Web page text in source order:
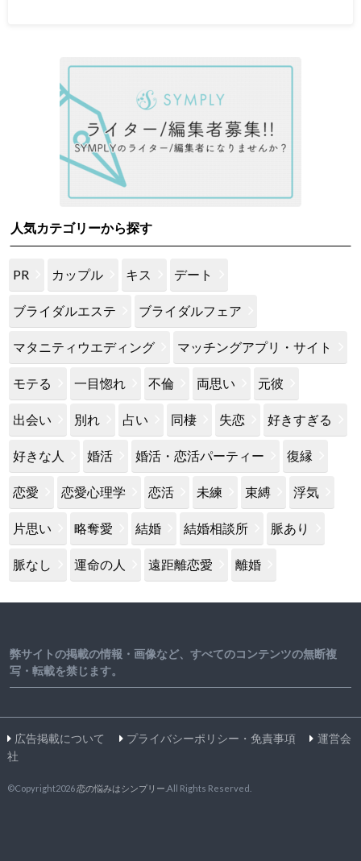
人気カテゴリーから探す
PR カップル キス デート
ブライダルエステ ブライダルフェア
マタニティウエディング マッチングアプリ・サイト
モテる 一目惚れ 不倫 両思い 元彼
出会い 別れ 占い 同棲 失恋 好きすぎる
好きな人 婚活 婚活・恋活パーティー 復縁
恋愛 恋愛心理学 恋活 未練 束縛 浮気
片思い 略奪愛 結婚 結婚相談所 脈あり
脈なし 運命の人 遠距離恋愛 離婚
弊サイトの掲載の情報・画像など、すべてのコンテンツの無断複
写・転載を禁じます。
広告掲載について プライバシーポリシー・免責事項
運営会
社
©Copyright2026恋の悩みはシンプリー .All Rights Reserved.